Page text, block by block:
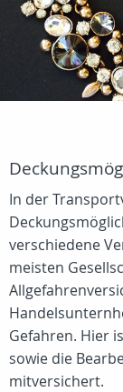
In der
verschiedene
meisten
Gefahren. Hier
sowie die
mitversichert.